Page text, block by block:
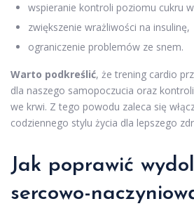
wspieranie kontroli poziomu cukru
zwiększenie wrażliwości na insulinę,
ograniczenie problemów ze snem.
Warto podkreślić, że trening cardio
dla naszego samopoczucia oraz
we krwi. Z tego powodu zaleca się
codziennego stylu życia dla lepszego
Jak poprawić
sercowo-